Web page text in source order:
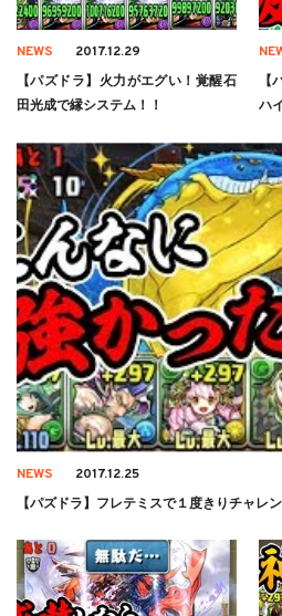
NEWS 2017.12.29
【パズドラ】火力がエグい！覚醒石
田光成で縁システム！！
【
ハ
NEWS 2017.12.25
【パズドラ】フレテミスで１度きりチャレ